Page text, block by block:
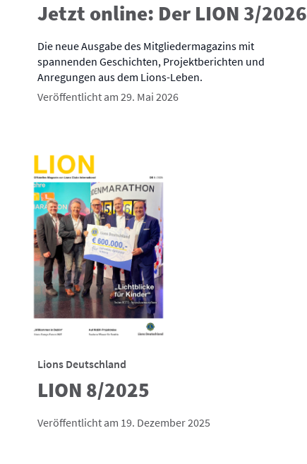
Jetzt online: Der LION 3/2026
Die neue Ausgabe des Mitgliedermagazins mit
spannenden Geschichten, Projektberichten und
Anregungen aus dem Lions-Leben.
Veröffentlicht am 29. Mai 2026
Lions Deutschland
LION 8/2025
Veröffentlicht am 19. Dezember 2025